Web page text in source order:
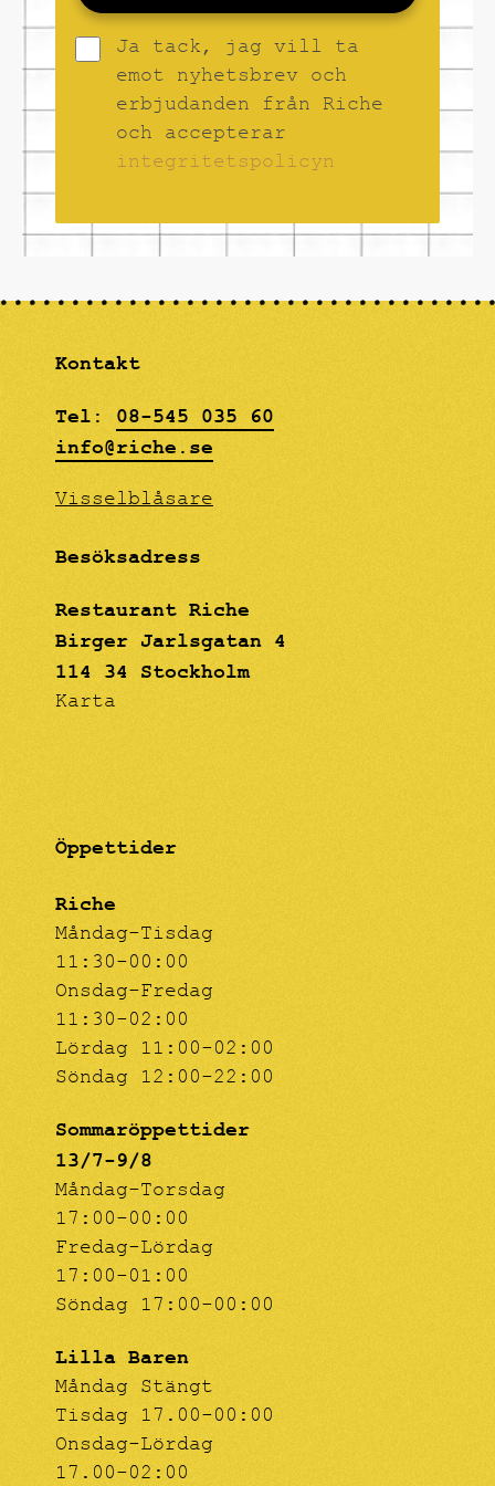
Ja tack, jag vill ta
emot nyhetsbrev och
erbjudanden från Riche
och accepterar
integritetspolicyn
Öppettider
Riche
Måndag-Tisdag
11:30-00:00
Onsdag-Fredag
11:30-02:00
Lördag 11:00-02:00
Söndag 12:00-22:00
Sommaröppettider
13/7-9/8
Måndag-Torsdag
17:00-00:00
Fredag-Lördag
17:00-01:00
Söndag 17:00-00:00
Lilla Baren
Måndag Stängt
Tisdag 17.00-00:00
Onsdag-Lördag
17.00-02:00
Kontakt
Tel: 08-545 035 60
info@riche.se
Visselblåsare
Besöksadress
Restaurant Riche
Birger Jarlsgatan 4
114 34 Stockholm
Karta